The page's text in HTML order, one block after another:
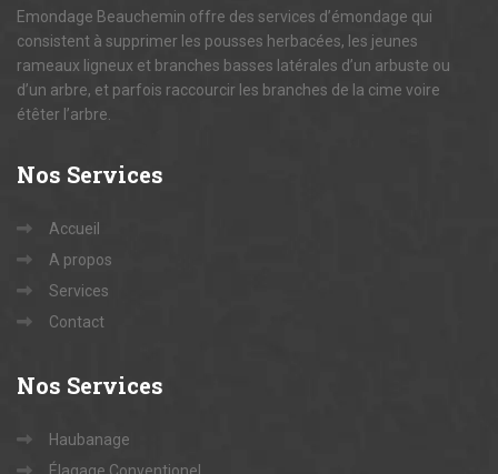
Emondage Beauchemin offre des services d’émondage qui
consistent à supprimer les pousses herbacées, les jeunes
rameaux ligneux et branches basses latérales d’un arbuste ou
d’un arbre, et parfois raccourcir les branches de la cime voire
étêter l’arbre.
Nos Services
Accueil
A propos
Services
Contact
Nos Services
Haubanage